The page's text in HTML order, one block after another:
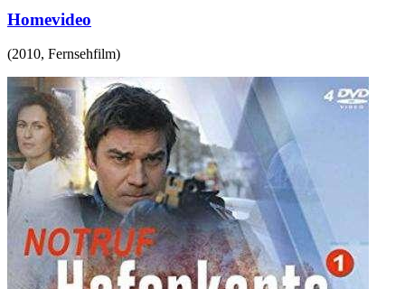
Homevideo
(2010, Fernsehfilm)